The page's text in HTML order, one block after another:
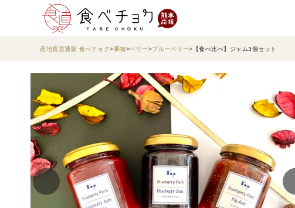
産地直送通販 食べチョク 果物 ベリー ブルーベリー 【食べ比べ】ジャム3個セット